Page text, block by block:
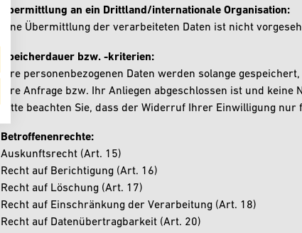
Übermittlung an ein Drittland/internationale Organisation:
Eine Übermittlung der verarbeiteten Daten ist nicht
Speicherdauer bzw. -kriterien:
Ihre personenbezogenen Daten werden solange
Ihre Anfrage bzw. Ihr Anliegen abgeschlossen ist und
Bitte beachten Sie, dass der Widerruf Ihrer Einwilligung
Betroffenenrechte:
Auskunftsrecht (Art. 15)
Recht auf Berichtigung (Art. 16)
Recht auf Löschung (Art. 17)
Recht auf Einschränkung der Verarbeitung (Art. 18)
Recht auf Datenübertragbarkeit (Art. 20)